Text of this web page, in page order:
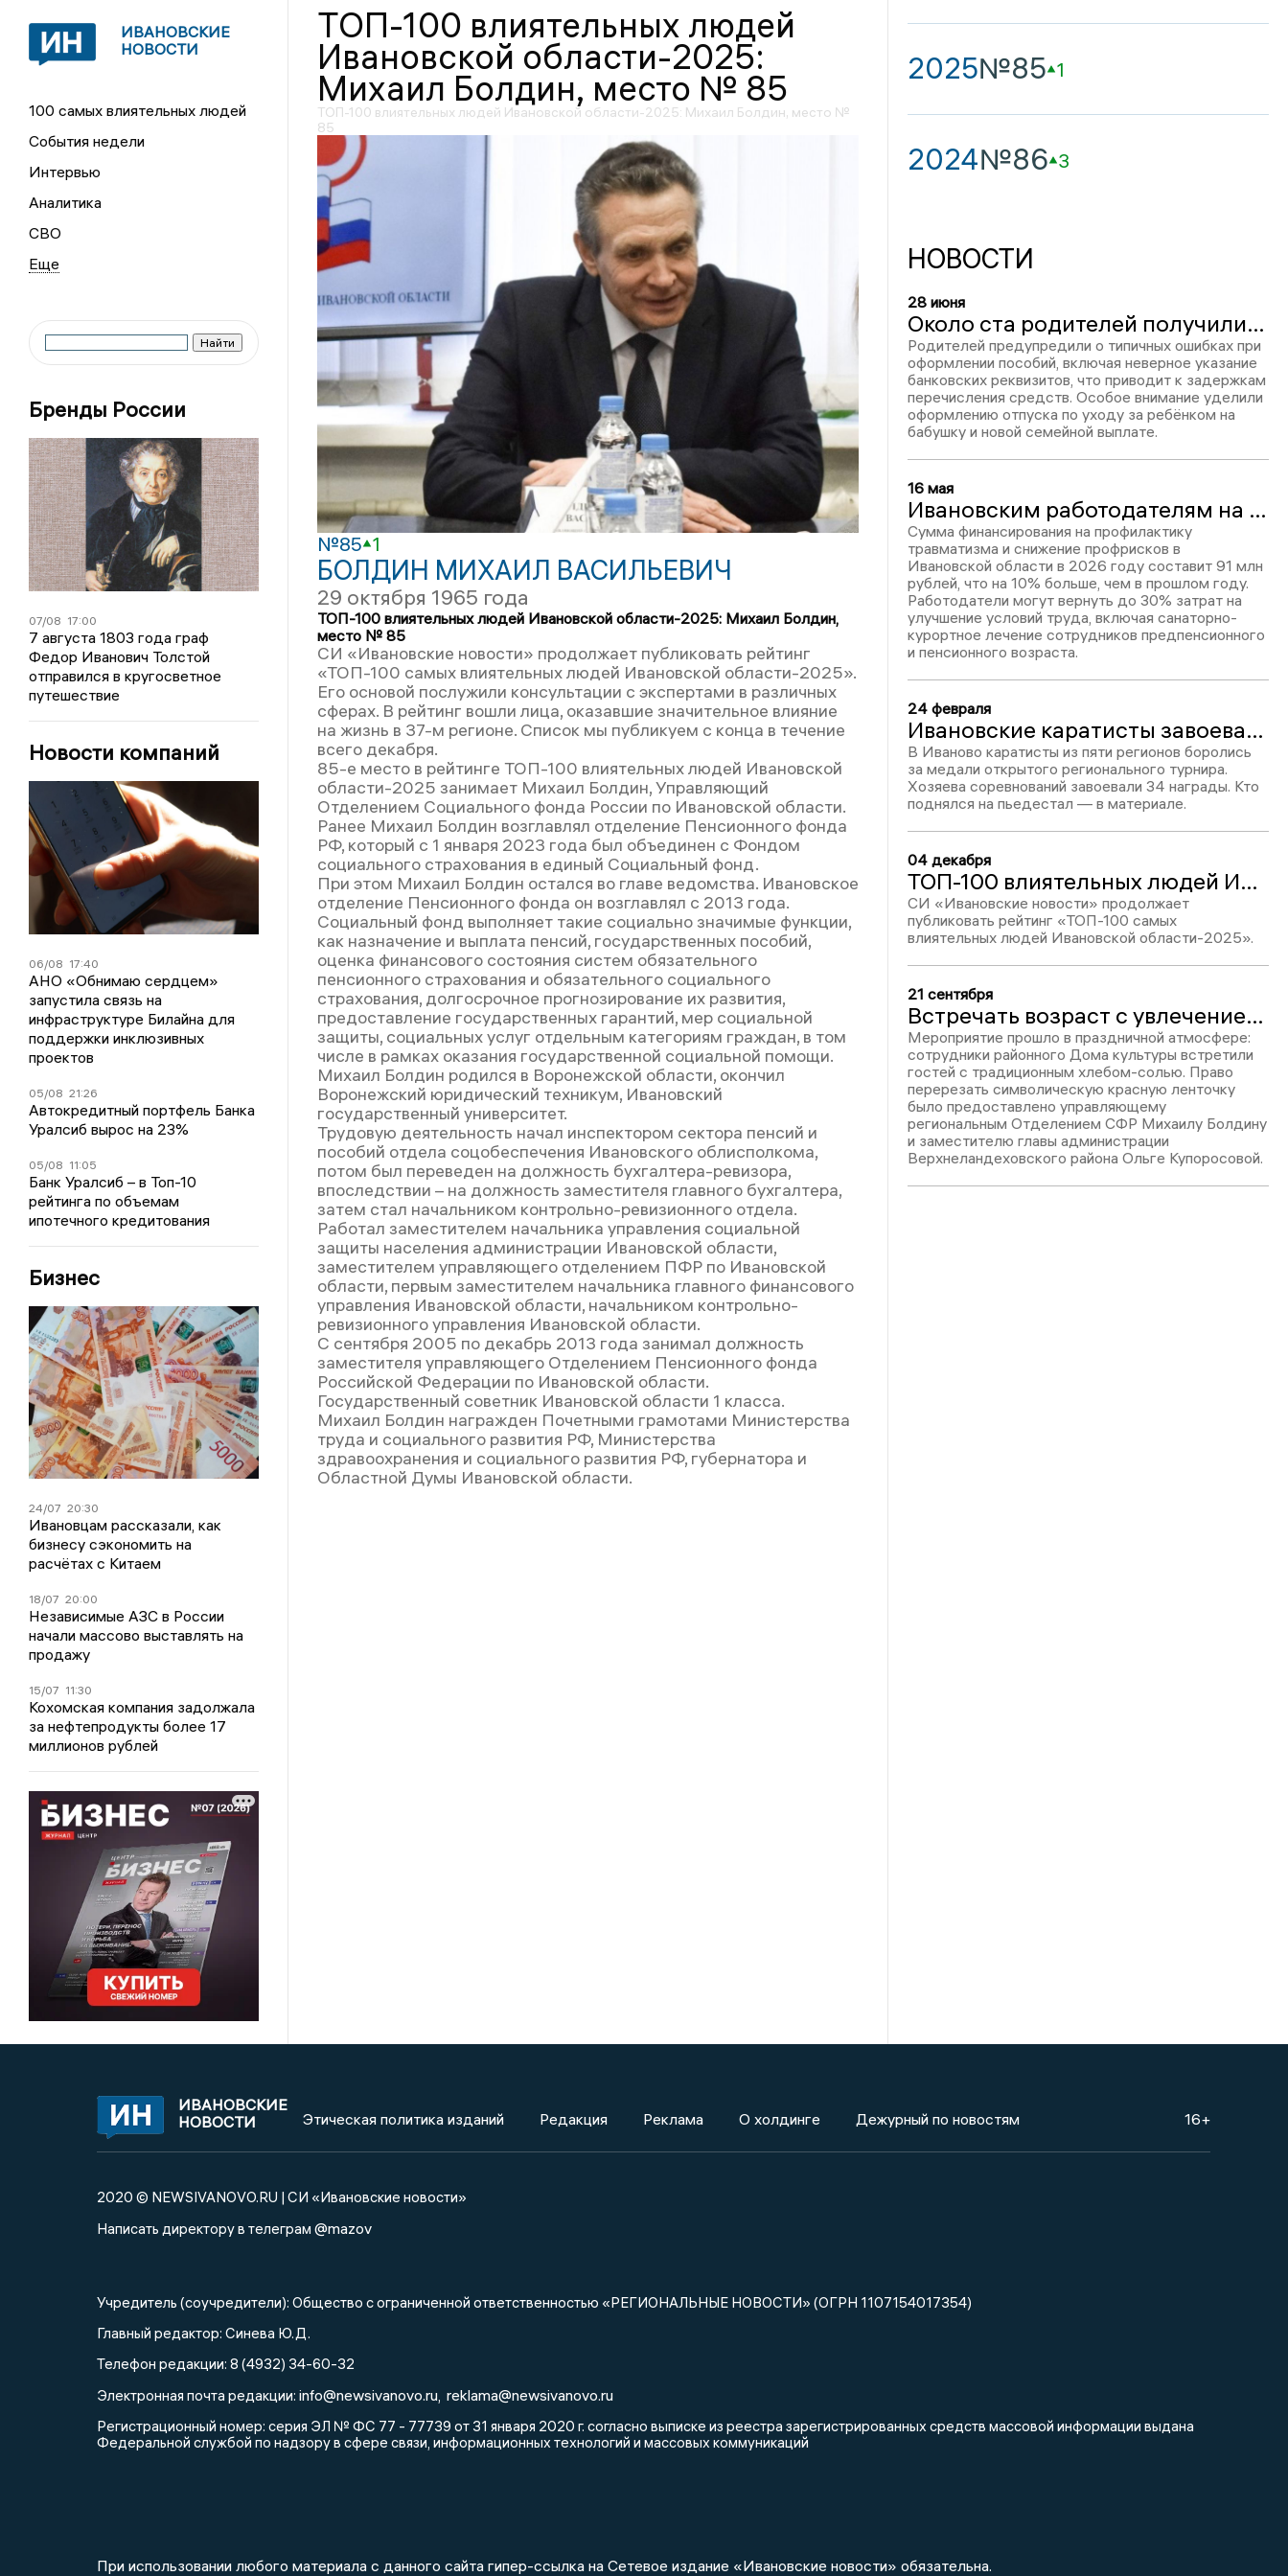
ИВАНОВСКИЕ
НОВОСТИ
100 самых влиятельных людей
События недели
Интервью
Аналитика
СВО
Бренды России
07/08 17:00
7 августа 1803 года граф
Федор Иванович Толстой
отправился в кругосветное
путешествие
Новости компаний
06/08 17:40
АНО «Обнимаю сердцем»
запустила связь на
инфраструктуре Билайна для
поддержки инклюзивных
проектов
05/08 21:26
Автокредитный портфель Банка
Уралсиб вырос на 23%
05/08 11:05
Банк Уралсиб – в Топ-10
рейтинга по объемам
ипотечного кредитования
Бизнес
24/07 20:30
Ивановцам рассказали, как
бизнесу сэкономить на
расчётах с Китаем
18/07 20:00
Независимые АЗС в России
начали массово выставлять на
продажу
15/07 11:30
Кохомская компания задолжала
за нефтепродукты более 17
миллионов рублей
ТОП-100 влиятельных людей
Ивановской области-2025:
Михаил Болдин, место № 85
ТОП-100 влиятельных людей Ивановской области-2025: Михаил Болдин, место №
85
№85 1
БОЛДИН МИХАИЛ ВАСИЛЬЕВИЧ
29 октября 1965 года
ТОП-100 влиятельных людей Ивановской области-2025: Михаил Болдин,
место № 85
СИ «Ивановские новости» продолжает публиковать рейтинг
«ТОП-100 самых влиятельных людей Ивановской области-2025».
Его основой послужили консультации с экспертами в различных
сферах. В рейтинг вошли лица, оказавшие значительное влияние
на жизнь в 37-м регионе. Список мы публикуем с конца в течение
всего декабря.
85-е место в рейтинге ТОП-100 влиятельных людей Ивановской
области-2025 занимает Михаил Болдин, Управляющий
Отделением Социального фонда России по Ивановской области.
Ранее Михаил Болдин возглавлял отделение Пенсионного фонда
РФ, который с 1 января 2023 года был объединен с Фондом
социального страхования в единый Социальный фонд.
При этом Михаил Болдин остался во главе ведомства. Ивановское
отделение Пенсионного фонда он возглавлял с 2013 года.
Социальный фонд выполняет такие социально значимые функции,
как назначение и выплата пенсий, государственных пособий,
оценка финансового состояния систем обязательного
пенсионного страхования и обязательного социального
страхования, долгосрочное прогнозирование их развития,
предоставление государственных гарантий, мер социальной
защиты, социальных услуг отдельным категориям граждан, в том
числе в рамках оказания государственной социальной помощи.
Михаил Болдин родился в Воронежской области, окончил
Воронежский юридический техникум, Ивановский
государственный университет.
Трудовую деятельность начал инспектором сектора пенсий и
пособий отдела соцобеспечения Ивановского облисполкома,
потом был переведен на должность бухгалтера-ревизора,
впоследствии – на должность заместителя главного бухгалтера,
затем стал начальником контрольно-ревизионного отдела.
Работал заместителем начальника управления социальной
защиты населения администрации Ивановской области,
заместителем управляющего отделением ПФР по Ивановской
области, первым заместителем начальника главного финансового
управления Ивановской области, начальником контрольно-
ревизионного управления Ивановской области.
С сентября 2005 по декабрь 2013 года занимал должность
заместителя управляющего Отделением Пенсионного фонда
Российской Федерации по Ивановской области.
Государственный советник Ивановской области 1 класса.
Михаил Болдин награжден Почетными грамотами Министерства
труда и социального развития РФ, Министерства
здравоохранения и социального развития РФ, губернатора и
Областной Думы Ивановской области.
2025№85 1
2024№86 3
НОВОСТИ
28 июня
Около ста родителей получили экспресс-консультации по детским выплатам на дне открытых дверей в ивановском отделении СФР
Родителей предупредили о типичных ошибках при
оформлении пособий, включая неверное указание
банковских реквизитов, что приводит к задержкам
перечисления средств. Особое внимание уделили
оформлению отпуска по уходу за ребёнком на
бабушку и новой семейной выплате.
16 мая
Ивановским работодателям на компенсацию расходов по охране труда выделили более 90 млн рублей
Сумма финансирования на профилактику
травматизма и снижение профрисков в
Ивановской области в 2026 году составит 91 млн
рублей, что на 10% больше, чем в прошлом году.
Работодатели могут вернуть до 30% затрат на
улучшение условий труда, включая санаторно-
курортное лечение сотрудников предпенсионного
и пенсионного возраста.
24 февраля
Ивановские каратисты завоевали более тридцати медалей на Первенстве города
В Иваново каратисты из пяти регионов боролись
за медали открытого регионального турнира.
Хозяева соревнований завоевали 34 награды. Кто
поднялся на пьедестал — в материале.
04 декабря
ТОП-100 влиятельных людей Ивановской области-2025: Михаил Болдин, место № 85
СИ «Ивановские новости» продолжает
публиковать рейтинг «ТОП-100 самых
влиятельных людей Ивановской области-2025».
21 сентября
Встречать возраст с увлечением: в Верхнем Ландехе заработал Центр для пенсионеров
Мероприятие прошло в праздничной атмосфере:
сотрудники районного Дома культуры встретили
гостей с традиционным хлебом-солью. Право
перерезать символическую красную ленточку
было предоставлено управляющему
региональным Отделением СФР Михаилу Болдину
и заместителю главы администрации
Верхнеландеховского района Ольге Купоросовой.
ИВАНОВСКИЕ
НОВОСТИ
Этическая политика изданий Редакция Реклама О холдинге Дежурный по новостям 16+
2020 © NEWSIVANOVO.RU | СИ «Ивановские новости»
Написать директору в телеграм @mazov
Учредитель (соучредители): Общество с ограниченной ответственностью «РЕГИОНАЛЬНЫЕ НОВОСТИ» (ОГРН 1107154017354)
Главный редактор: Синева Ю.Д.
Телефон редакции: 8 (4932) 34-60-32
Электронная почта редакции: info@newsivanovo.ru, reklama@newsivanovo.ru
Регистрационный номер: серия ЭЛ № ФС 77 - 77739 от 31 января 2020 г. согласно выписке из реестра зарегистрированных средств массовой информации выдана
Федеральной службой по надзору в сфере связи, информационных технологий и массовых коммуникаций
При использовании любого материала с данного сайта гипер-ссылка на Сетевое издание «Ивановские новости» обязательна.